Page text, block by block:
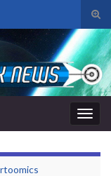
il
di
la